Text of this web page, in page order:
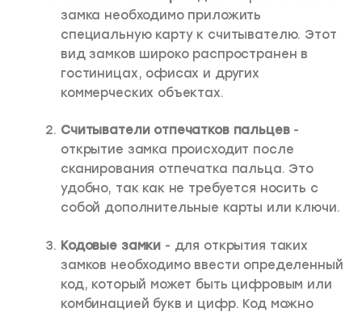
замка необходимо приложить
специальную карту к считывателю. Этот
вид замков широко распространен в
гостиницах, офисах и других
коммерческих объектах.
Считыватели отпечатков пальцев-
открытие замка происходит после
сканирования отпечатка пальца. Это
удобно, так как не требуется носить с
собой дополнительные карты или ключи.
Кодовые замки - для открытия таких
замков необходимо ввести определенный
код, который может быть цифровым или
комбинацией букв и цифр. Код можно